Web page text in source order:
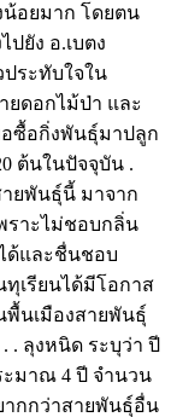
อยมาก โดยตน
ปยัง อ.เบตง
ระทับใจใน
ยดอกไม้ป่า และ
ซื้อกิ่งพันธุ์มาปลูก
ต้นในปัจจุบัน .
ยพันธุ์นี้ มาจาก
ราะไม่ชอบกลิ่น
ด้และชื่นชอบ
เรียนได้มีโอกาส
พื้นเมืองสายพันธุ์
. ลุงหนิด ระบุว่า ปี
ะมาณ 4 ปี จำนวน
ากกว่าสายพันธุ์อื่น